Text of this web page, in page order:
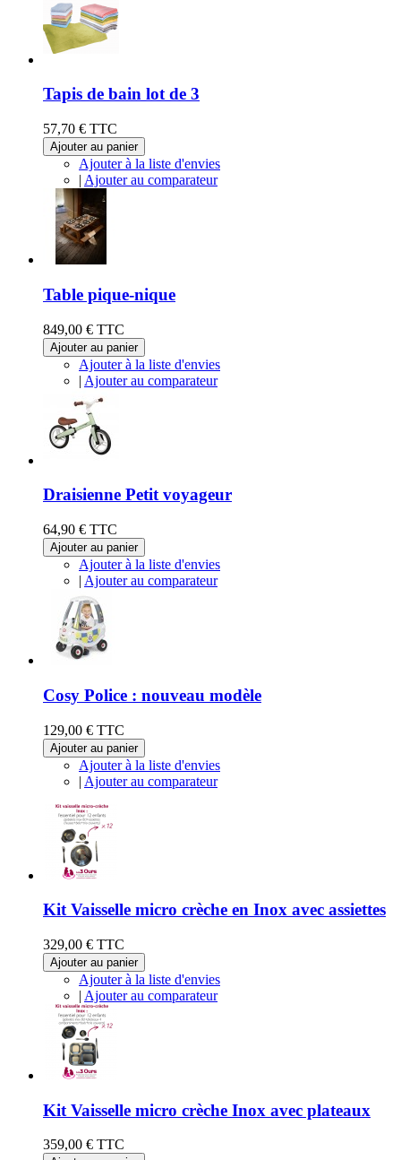
Tapis de bain lot de 3
57,70 € TTC
Ajouter au panier
Ajouter à la liste d'envies
| Ajouter au comparateur
Table pique-nique
849,00 € TTC
Ajouter au panier
Ajouter à la liste d'envies
| Ajouter au comparateur
Draisienne Petit voyageur
64,90 € TTC
Ajouter au panier
Ajouter à la liste d'envies
| Ajouter au comparateur
Cosy Police : nouveau modèle
129,00 € TTC
Ajouter au panier
Ajouter à la liste d'envies
| Ajouter au comparateur
Kit Vaisselle micro crèche en Inox avec assiettes
329,00 € TTC
Ajouter au panier
Ajouter à la liste d'envies
| Ajouter au comparateur
Kit Vaisselle micro crèche Inox avec plateaux
359,00 € TTC